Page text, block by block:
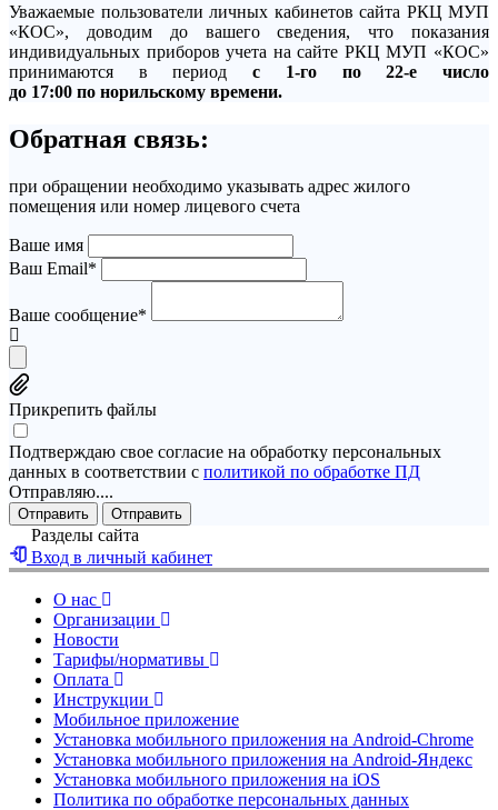
Уважаемые пользователи личных кабинетов сайта РКЦ МУП
«КОС», доводим до вашего сведения, что показания
индивидуальных приборов учета на сайте РКЦ МУП «КОС»
принимаются в периодс 1-го по 22-е число
до 17:00 по норильскому времени.
Обратная связь:
при обращении необходимо указывать адрес жилого
помещения или номер лицевого счета
Ваше имя
Ваш Email*
Ваше сообщение*
Прикрепить файлы
Подтверждаю свое согласие на обработку персональных
данных в соответствии с политикой по обработке ПД
Отправляю....
Отправить Отправить
Разделы сайта
Вход в личный кабинет
О нас
Организации
Новости
Тарифы/нормативы
Оплата
Инструкции
Мобильное приложение
Установка мобильного приложения на Android-Chrome
Установка мобильного приложения на Android-Яндекс
Установка мобильного приложения на iOS
Политика по обработке персональных данных